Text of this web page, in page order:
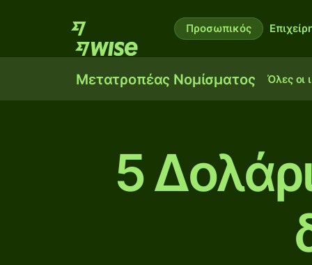
Προσωπικός
Μετατροπέας Νομίσματος Όλες οι
5